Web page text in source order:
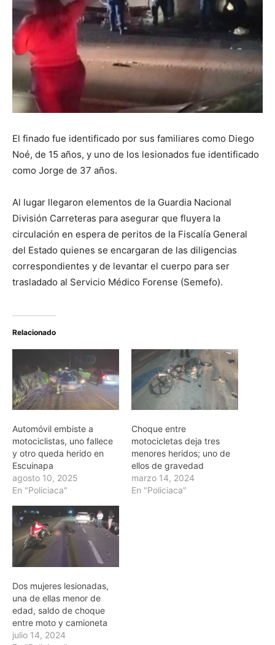
El finado fue identificado por sus familiares como Diego
Noé, de 15 años, y uno de los lesionados fue identificado
como Jorge de 37 años.
Al lugar llegaron elementos de la Guardia Nacional
División Carreteras para asegurar que fluyera la
circulación en espera de peritos de la Fiscalía General
del Estado quienes se encargaran de las diligencias
correspondientes y de levantar el cuerpo para ser
trasladado al Servicio Médico Forense (Semefo).
Relacionado
Automóvil embiste a
motociclistas, uno fallece
y otro queda herido en
Escuinapa
agosto 10, 2025
En "Policiaca"
Choque entre
motocicletas deja tres
menores heridos; uno de
ellos de gravedad
marzo 14, 2024
En "Policiaca"
Dos mujeres lesionadas,
una de ellas menor de
edad, saldo de choque
entre moto y camioneta
julio 14, 2024